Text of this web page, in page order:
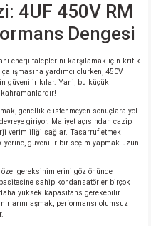
4UF 450V RM
Dengesi
enerji taleplerini karşılamak için kritik
yardımcı olurken, 450V
güvenilir kılar. Yani, bu küçük
genellikle istenmeyen sonuçlara yol
giriyor. Maliyet açısından cazip
verimliliği sağlar. Tasarruf etmek
güvenilir bir seçim yapmak uzun
özel gereksinimlerini göz önünde
sahip kondansatörler birçok
yüksek kapasitans gerekebilir.
aşmak, performansı olumsuz